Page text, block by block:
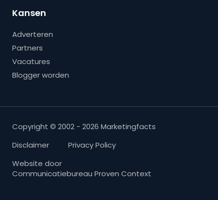
Kansen
Adverteren
Partners
Vacatures
Blogger worden
Copyright © 2002 - 2026 Marketingfacts
Disclaimer
Privacy Policy
Website door
Communicatiebureau Proven Context